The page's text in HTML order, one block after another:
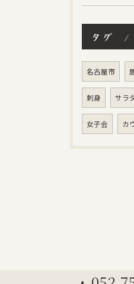
タグ
名古屋市
刺身 サラ
女子会 カ